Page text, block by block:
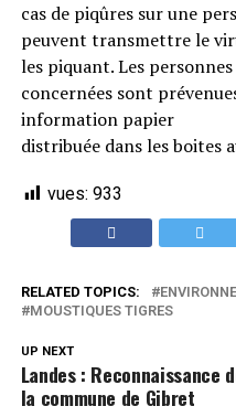
cas de piqûres sur une
peuvent transmettre le
les piquant. Les
concernées sont
information papier
distribuée dans les boites
vues: 933
RELATED TOPICS:
MOUSTIQUES TIGRES
UP NEXT
Landes :
la commune de Gibret